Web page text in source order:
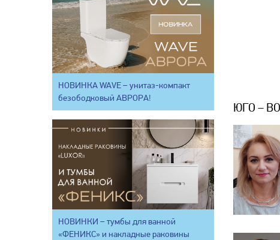
ЮГО –
НОВИНКА WAVE – унитаз-компакт
безободковый АВРОРА!
НОВИНКИ – тумбы для ванной
«ФЕНИКС» и накладные раковины